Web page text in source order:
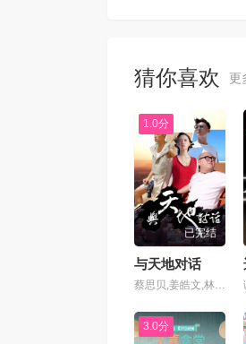
猜你喜欢 更
1.0分
已完结
与天地对话
蔡思贝,姜皓文,林盛斌,余文乐
3.0分